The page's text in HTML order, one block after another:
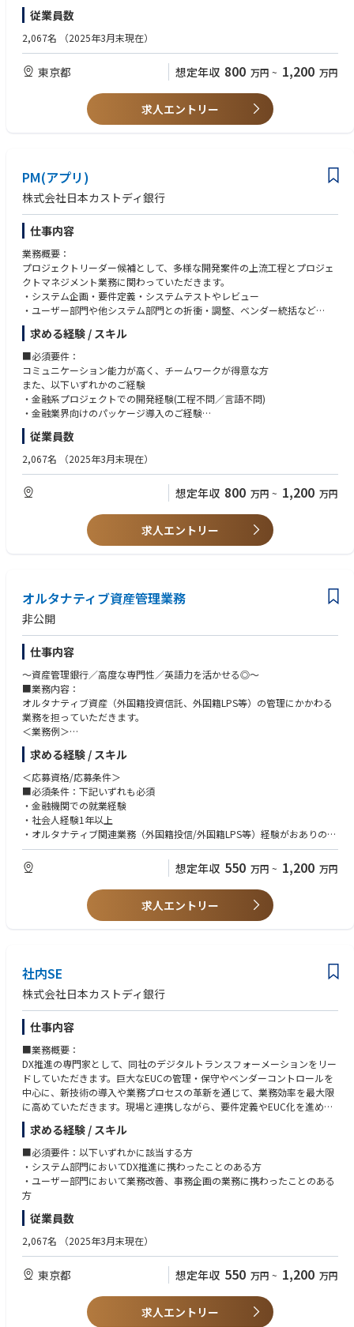
・社員向けセキュリティ教育・訓練の実施
・セキュリティツールの導入・運用・管理
※当社のリスク管理態勢にまつわる情報：https://www.custody.jp/corpo
従業員数
2,067名 （2025年3月末現在）
東京都 想定年収 800 万円 ~ 1,200 万円
求人エントリー
PM(アプリ)
株式会社日本カストディ銀行
仕事内容
業務概要：
プロジェクトリーダー候補として、多様な開発案件の上流工程とプロジェ
クトマネジメント業務に関わっていただきます。
・システム企画・要件定義・システムテストやレビュー
・ユーザー部門や他システム部門との折衝・調整、ベンダー統括など
※基本設計～結合テストは協力会社に外注しているため、担当工程は上流
工程が中心です。
＜プロジェクト例＞
・外国系資産管理システムの再構築
・国内証券決済系システムの再構築
・デリバティブシステムの再構築
・その他、法改正に伴うシステム対応、業務効率化案件、等
求める経験 / スキル
■必須要件：
コミュニケーション能力が高く、チームワークが得意な方
また、以下いずれかのご経験
・金融系プロジェクトでの開発経験(工程不問／言語不問)
・金融業界向けのパッケージ導入のご経験
・金融系事業会社での社内SE経験
従業員数
2,067名 （2025年3月末現在）
想定年収 800 万円 ~ 1,200 万円
求人エントリー
オルタナティブ資産管理業務
非公開
仕事内容
～資産管理銀行／高度な専門性／英語力を活かせる◎～
■業務内容：
オルタナティブ資産（外国籍投資信託、外国籍LPS等）の管理にかかわる
業務を担っていただきます。
＜業務例＞
・外国籍私募投信や外国籍LPS銘柄の申込書作成、発注業務
・上記銘柄に関する各種イベント対応
・現地管理会社への書類提出
変更の範囲：会社の定める業務
求める経験 / スキル
＜応募資格/応募条件＞
■必須条件：下記いずれも必須
・金融機関での就業経験
・社会人経験1年以上
・オルタナティブ関連業務（外国籍投信/外国籍LPS等）経験がおありの方
■歓迎条件：
・ビジネスレベルの英語力（TOEIC(R)テスト600以上）
想定年収 550 万円 ~ 1,200 万円
求人エントリー
社内SE
株式会社日本カストディ銀行
仕事内容
■業務概要：
DX推進の専門家として、同社のデジタルトランスフォーメーションをリー
ドしていただきます。巨大なEUCの管理・保守やベンダーコントロールを
中心に、新技術の導入や業務プロセスの革新を通じて、業務効率を最大限
に高めていただきます。現場と連携しながら、要件定義やEUC化を進め、
顧客満足度の向上と競争力強化を目指します。
■具体的な業務内容：
・DX戦略の策定・実行
・既存のEUCの管理・保守
・ベンダーコントロールの実施
求める経験 / スキル
■必須要件：以下いずれかに該当する方
・システム部門においてDX推進に携わったことのある方
・ユーザー部門において業務改善、事務企画の業務に携わったことのある
方
従業員数
2,067名 （2025年3月末現在）
東京都 想定年収 550 万円 ~ 1,200 万円
求人エントリー